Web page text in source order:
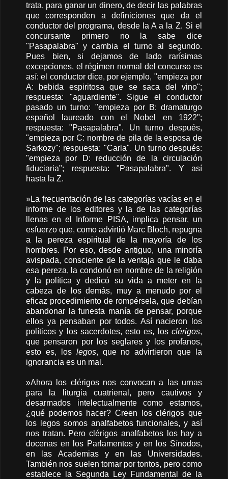
trata, para ganar un dinero, de decir las palabras
que corresponden a definiciones que da el
conductor del programa, desde la A a la Z. Si el
concursante primero no la sabe dice
"Pasapalabra" y cambia el turno al segundo.
Pues bien, si dejamos de lado rarísimas
excepciones, el régimen normal del concurso es
así: el conductor dice, por ejemplo, "empieza por
A: bebida espiritosa que se saca del vino";
respuesta: "aguardiente". Sigue el conductor
pasado un turno: "empieza por B: dramaturgo
español laureado con el Nobel en 1922";
respuesta: "Pasapalabra". Un turno después,
"empieza por C: nombre de pila de la esposa de
Sarkozy"; respuesta: "Carla". Un turno después:
"empieza por D: reducción de la circulación
fiduciaria"; respuesta: "Pasapalabra". Y así
hasta la Z.
»La frecuentación de las categorías vacías en el
informe de los editores y la de las categorías
llenas en el Informe PISA, implica pensar, un
esfuerzo que, como advirtió Marc Bloch, repugna
a la pereza espiritual de la mayoría de los
hombres. Por eso, desde antiguo, una minoría
avispada, consciente de la ventaja que le daba
esa pereza, la condonó en nombre de la religión
y la política y dedicó su vida a meter en la
cabeza de los demás, muy a menudo por el
eficaz procedimiento de rompérsela, que debían
abandonar la funesta manía de pensar, porque
ellos ya pensaban por todos. Así nacieron los
políticos y los sacerdotes, esto es, los clérigos,
que pensaron por los seglares y los profanos,
esto es, los legos, que no advirtieron que la
ignorancia es un mal.
»Ahora los clérigos nos convocan a las urnas
para la liturgia cuatrienal, pero cautivos y
desarmados intelectualmente como estamos,
¿qué podemos hacer? Creen los clérigos que
los legos somos analfabetos funcionales, y así
nos tratan. Pero clérigos analfabetos los hay a
docenas en los Parlamentos y en los Sínodos,
en las Academias y en las Universidades.
También nos suelen tomar por tontos, pero como
establece la Segunda Ley Fundamental de la